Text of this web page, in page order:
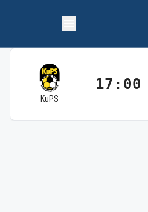
KuPS
17:00